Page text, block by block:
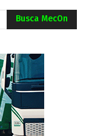
Busca MecOn